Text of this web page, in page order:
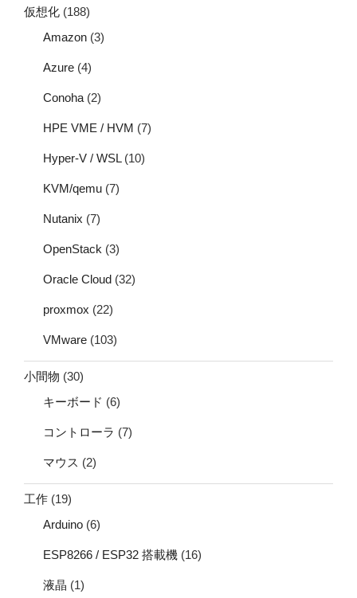
仮想化 (188)
Amazon (3)
Azure (4)
Conoha (2)
HPE VME / HVM (7)
Hyper-V / WSL(10)
KVM/qemu (7)
Nutanix (7)
OpenStack (3)
Oracle Cloud (32)
proxmox (22)
VMware (103)
小間物 (30)
キーボード (6)
コントローラ (7)
マウス (2)
工作 (19)
Arduino (6)
ESP8266 / ESP32 搭載機 (16)
液晶 (1)